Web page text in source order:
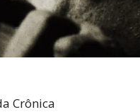
Crônica